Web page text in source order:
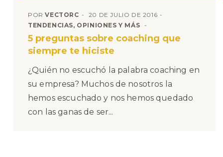
PORVECTORC
20 DE JULIO DE 2016
TENDENCIAS, OPINIONES Y MÁS
5 preguntas sobre coaching que
siempre te hiciste
¿Quién no escuchó la palabra coaching en
su empresa? Muchos de nosotros la
hemos escuchado y nos hemos quedado
con las ganas de ser...